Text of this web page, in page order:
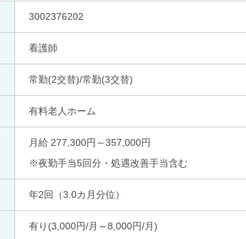
3002376202
看護師
常勤(2交替)/常勤(3交替)
有料老人ホーム
月給 277,300円～357,000円
※夜勤手当5回分・処遇改善手当含む
年2回（3.0カ月分位）
有り(3,000円/月～8,000円/月)